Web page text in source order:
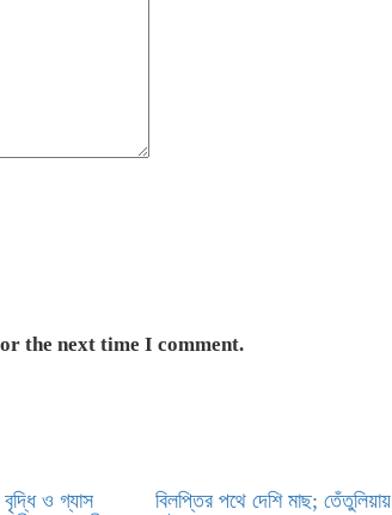
the next time I comment.
ও গ্যাস
বিলপ্তির পথে দেশি মাছ; তেঁতুলিয়ায়